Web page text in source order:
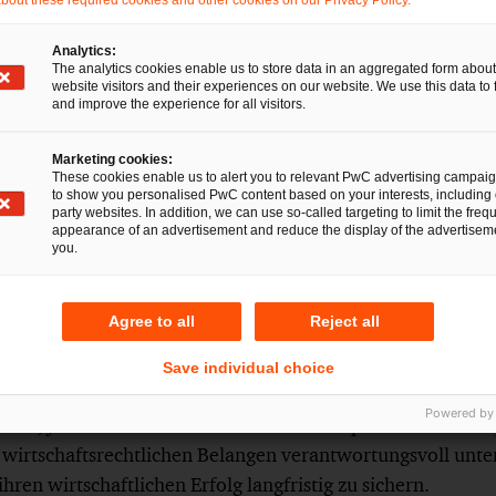
Dresden, 5. Zivilsenat
(Vorsitzender Richter)
rasch verändernden Wirtschaftswelt sind
und gesellschaftliche Verantwortung Themen, die
Für verschiedenste komplexe Aufgabenbereiche
beraten wir sie ganzheitlich und in enger
und Finanzexpert:innen von PwC und unserem
Ob weltweit agierendes Unternehmen,
jedem Mandanten steht bei uns ein persönlicher
Belangen verantwortungsvoll
wirtschaftlichen Erfolg langfristig zu sichern.
Analytics:
The analytics cookies enable us to store data in an aggregated form
website visitors and their experiences on our website. We use this data to
and improve the experience for all visitors.
Marketing cookies:
These cookies enable us to alert you to relevant PwC advertising
to show you personalised PwC content based on your interests, including
party websites. In addition, we can use so-called targeting to limit the
appearance of an advertisement and reduce the display of the
you.
Agree to all Reject all
Save individual choice
Powered by